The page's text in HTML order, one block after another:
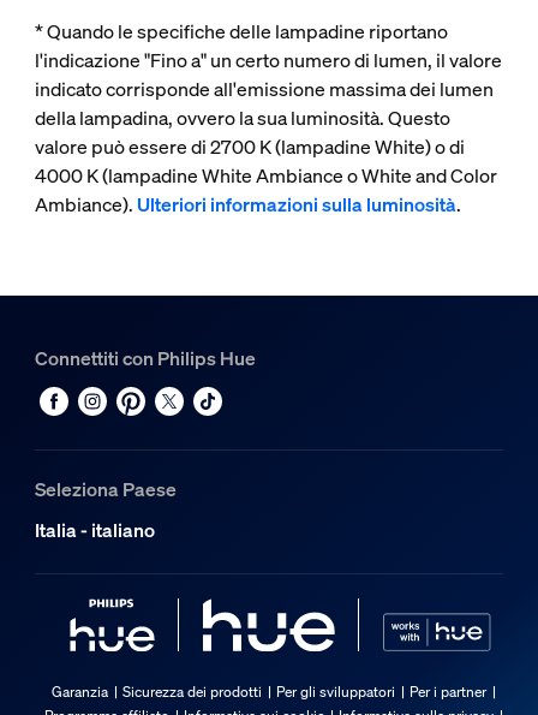
* Quando le specifiche delle lampadine riportano
l'indicazione "Fino a" un certo numero di lumen, il valore
indicato corrisponde all'emissione massima dei lumen
della lampadina, ovvero la sua luminosità. Questo
valore può essere di 2700 K (lampadine White) o di
4000 K (lampadine White Ambiance o White and Color
Ambiance).Ulteriori informazioni sulla luminosità.
Connettiti con Philips Hue
Seleziona Paese
Italia - italiano
Garanzia Sicurezza dei prodotti Per gli sviluppatori
Per i partner